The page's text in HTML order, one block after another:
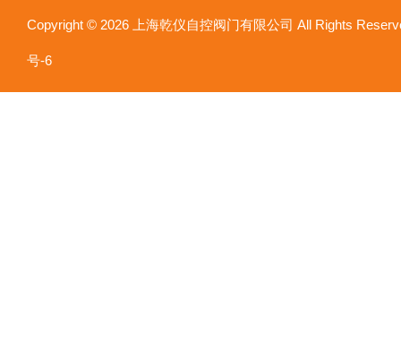
Copyright © 2026 上海乾仪自控阀门有限公司 All Rights
号-6